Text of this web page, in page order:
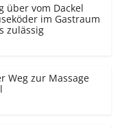
über vom Dackel
im Gastraum
zulässig
Weg zur Massage